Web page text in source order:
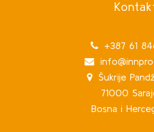
+387 61
Šukrije
71000
Bosna i